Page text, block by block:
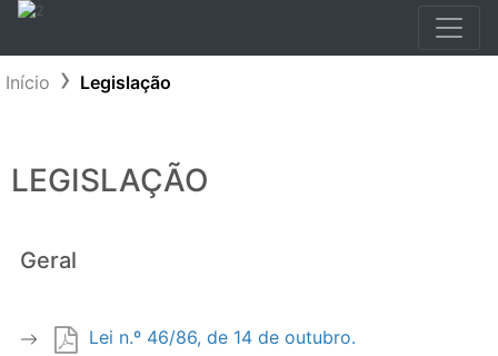
Início Legislação
LEGISLAÇÃO
Geral
Lei n.º 46/86, de 14 de outubro.